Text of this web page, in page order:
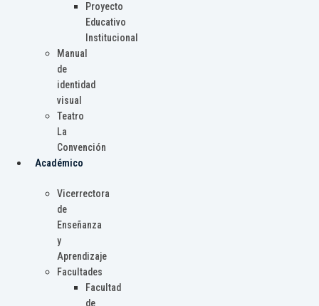
Proyecto
Educativo
Institucional
Manual
de
identidad
visual
Teatro
La
Convención
Académico
Vicerrectora
de
Enseñanza
y
Aprendizaje
Facultades
Facultad
de